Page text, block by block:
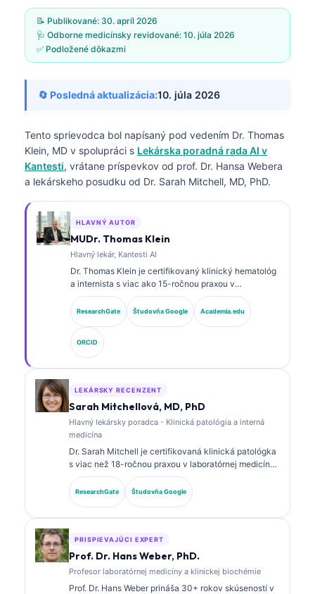
📝 Publikované: 30. apríl 2026
🩺 Odborne medicínsky revidované: 10. júla 2026
✅ Podložené dôkazmi
🔄 Posledná aktualizácia:10. júla 2026
Tento sprievodca bol napísaný pod vedením Dr. Thomas
Klein, MD v spolupráci s Lekárska poradná rada AI v
Kantesti, vrátane príspevkov od prof. Dr. Hansa Webera
a lekárskeho posudku od Dr. Sarah Mitchell, MD, PhD.
HLAVNÝ AUTOR
MUDr. Thomas Klein
Hlavný lekár, Kantesti AI
Dr. Thomas Klein je certifikovaný klinický hematológ
a internista s viac ako 15-ročnou praxou v
laboratórnej medicíne a analýze klinických údajov s
podporou AI. Ako hlavný lekársky riaditeľ v
spoločnosti Kantesti AI poskytuje klinický dohľad nad
medicínskou presnosťou proprietárnej neurónovej
siete. Dr. Klein publikoval rozsiahle práce o
interpretácii biomarkerov a laboratórnej diagnostike v
oblasti laboratórnej medicíny.
ResearchGate Študovňa Google Academia.edu
ORCID
LEKÁRSKY RECENZENT
Sarah Mitchellová, MD, PhD
Hlavný lekársky poradca - Klinická patológia a interná
medicína
Dr. Sarah Mitchell je certifikovaná klinická patológka
s viac než 18-ročnou praxou v laboratórnej medicíne
a diagnostickej analýze. Má špecializované
certifikácie v klinickej biochémii a rozsiahle
publikovala o paneloch biomarkerov a laboratórnej
ResearchGate Študovňa Google
PRISPIEVAJÚCI EXPERT
Prof. Dr. Hans Weber, PhD.
Profesor laboratórnej medicíny a klinickej biochémie
Prof. Dr. Hans Weber prináša 30+ rokov skúseností v